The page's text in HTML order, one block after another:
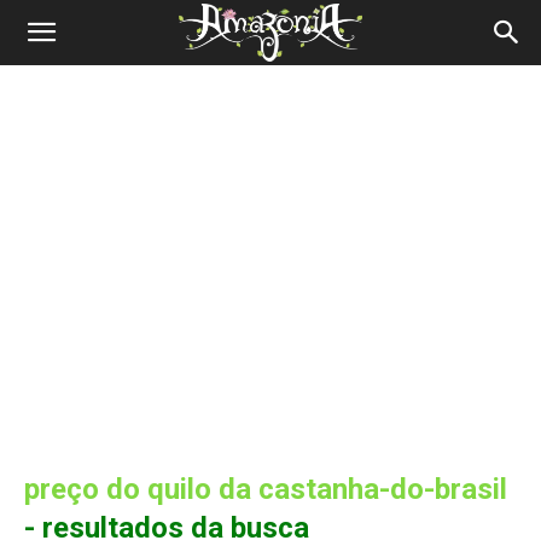
Revista
preço do quilo da castanha-do-brasil
- resultados da busca